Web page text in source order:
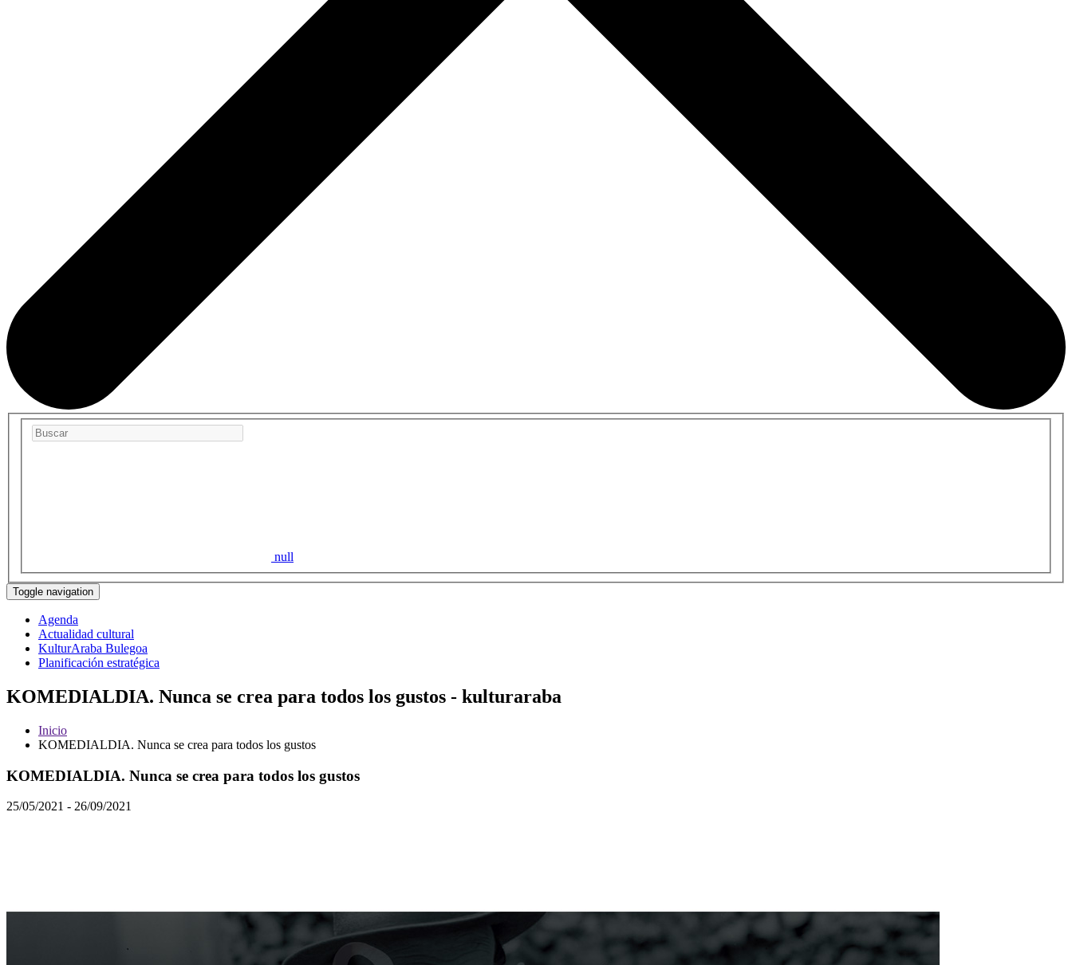
null
Toggle navigation
Agenda
Actualidad cultural
KulturAraba Bulegoa
Planificación estratégica
KOMEDIALDIA. Nunca se crea para todos los gustos - kulturaraba
Inicio
KOMEDIALDIA. Nunca se crea para todos los gustos
KOMEDIALDIA. Nunca se crea para todos los gustos
25/05/2021 - 26/09/2021